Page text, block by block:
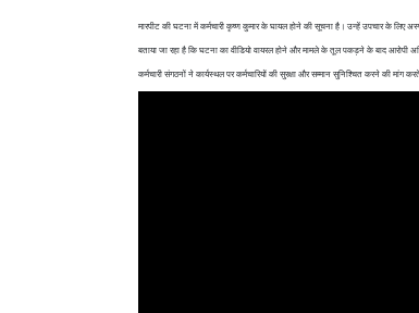
मारपीट की घटना में कर्मचारी कृष्ण कुमार के घायल होने की सूचना है। उन्हें उपचार के लिए
बताया जा रहा है कि घटना का वीडियो वायरल होने और मामले के तूल पकड़ने के बाद आरोपी
कर्मचारी संगठनों ने कार्यस्थल पर कर्मचारियों की सुरक्षा और सम्मान सुनिश्चित करने की मांग